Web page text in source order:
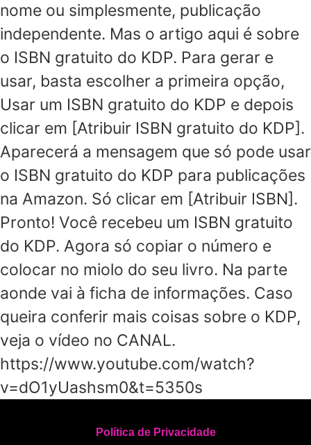
nome ou simplesmente, publicação
independente. Mas o artigo aqui é sobre
o ISBN gratuito do KDP. Para gerar e
usar, basta escolher a primeira opção,
Usar um ISBN gratuito do KDP e depois
clicar em [Atribuir ISBN gratuito do KDP].
Aparecerá a mensagem que só pode usar
o ISBN gratuito do KDP para publicações
na Amazon. Só clicar em [Atribuir ISBN].
Pronto! Você recebeu um ISBN gratuito
do KDP. Agora só copiar o número e
colocar no miolo do seu livro. Na parte
aonde vai à ficha de informações. Caso
queira conferir mais coisas sobre o KDP,
veja o vídeo no CANAL.
https://www.youtube.com/watch?
v=dO1yUashsm0&t=5350s
Política de Privacidade